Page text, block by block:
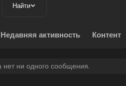
Найти
Недавняя активность Контент
нет ни одного сообщения.